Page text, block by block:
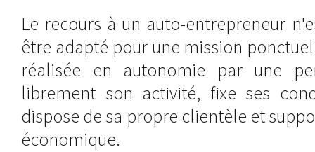
Le recours à un auto-entrepreneur
être adapté pour une mission
réalisée en autonomie par une
librement son activité, fixe ses
dispose de sa propre clientèle et
économique.